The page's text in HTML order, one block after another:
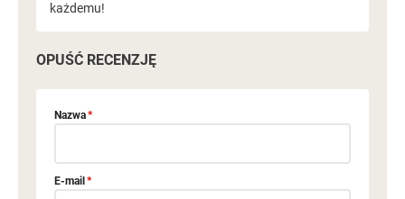
każdemu!
OPUŚĆ RECENZJĘ
Nazwa*
E-mail *